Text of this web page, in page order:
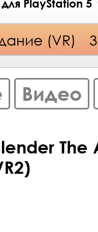
PlayStation 5
(VR)
Видео
The